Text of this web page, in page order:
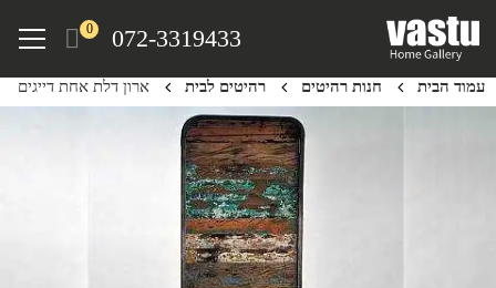
content
072-3319433
0
Menu
עמוד הבית חנות רהיטים רהיטים לבית ארון דלת אחת דייגים